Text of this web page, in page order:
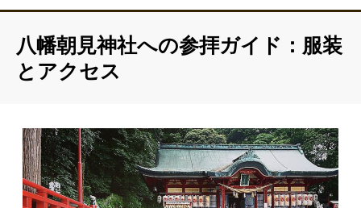
八幡朝見神社への参拝ガイド：服装
とアクセス